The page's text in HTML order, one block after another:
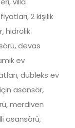
2 kişilik
hidrolik
devas
ev
dubleks ev
asansör,
merdiven
asansörü,